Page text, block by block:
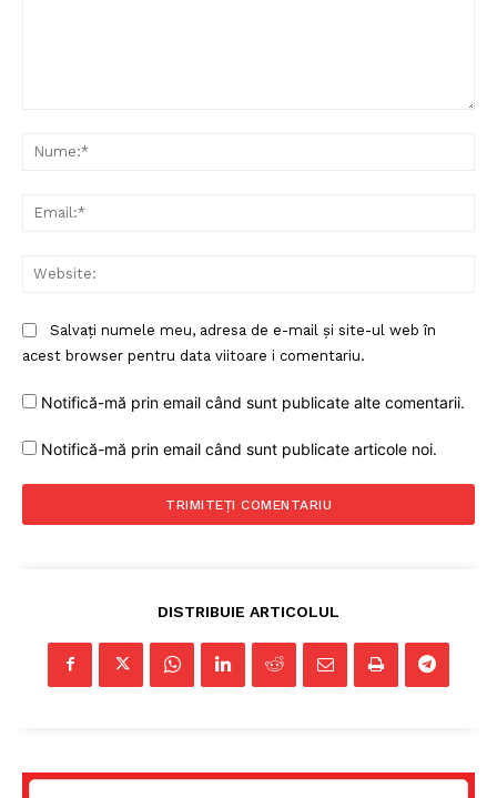
FREEDOM HOUSE ROMÂNIA
Salvați numele meu, adresa de e-mail și site-ul web în
acest browser pentru data viitoare i comentariu.
Notifică-mă prin email când sunt publicate alte comentarii.
Notifică-mă prin email când sunt publicate articole noi.
DISTRIBUIE ARTICOLUL